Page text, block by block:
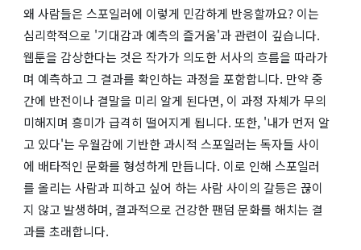
왜 사람들은 스포일러에 이렇게 민감하게 반응할까요? 이는
심리학적으로 '기대감과 예측의 즐거움'과 관련이 깊습니다.
웹툰을 감상한다는 것은 작가가 의도한 서사의 흐름을 따라가
며 예측하고 그 결과를 확인하는 과정을 포함합니다. 만약 중
간에 반전이나 결말을 미리 알게 된다면, 이 과정 자체가 무의
미해지며 흥미가 급격히 떨어지게 됩니다. 또한, '내가 먼저 알
고 있다'는 우월감에 기반한 과시적 스포일러는 독자들 사이
에 배타적인 문화를 형성하게 만듭니다. 이로 인해 스포일러
를 올리는 사람과 피하고 싶어 하는 사람 사이의 갈등은 끊이
지 않고 발생하며, 결과적으로 건강한 팬덤 문화를 해치는 결
과를 초래합니다.